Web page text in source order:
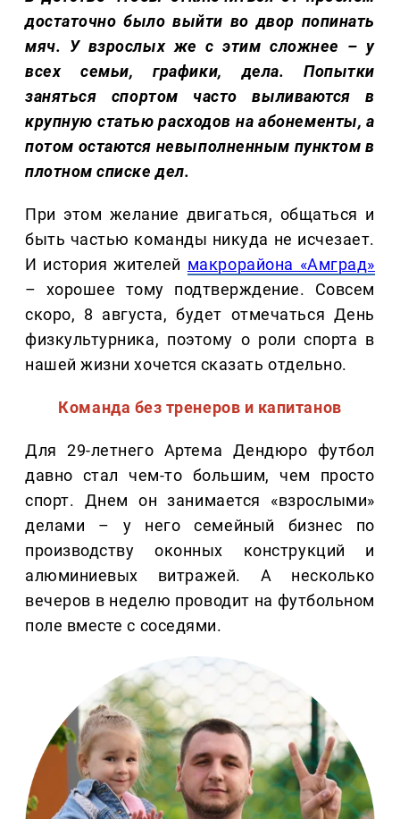
достаточно было выйти во двор попинать
мяч. У взрослых же с этим сложнее – у
всех семьи, графики, дела. Попытки
заняться спортом часто выливаются в
крупную статью расходов на абонементы, а
потом остаются невыполненным пунктом в
плотном списке дел.
При этом желание двигаться, общаться и
быть частью команды никуда не исчезает.
И история жителей макрорайона «Амград»
– хорошее тому подтверждение. Совсем
скоро, 8 августа, будет отмечаться День
физкультурника, поэтому о роли спорта в
нашей жизни хочется сказать отдельно.
Команда без тренеров и капитанов
Для 29-летнего Артема Дендюро футбол
давно стал чем-то большим, чем просто
спорт. Днем он занимается «взрослыми»
делами – у него семейный бизнес по
производству оконных конструкций и
алюминиевых витражей. А несколько
вечеров в неделю проводит на футбольном
поле вместе с соседями.